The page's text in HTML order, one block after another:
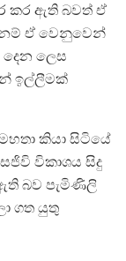
කර ඇති බවත් ඒ
ඒ වෙනුවෙන්
දෙන ලෙස
ඉල්ලීමක්
කියා සිටියේ
විකාශය සිදු
බව පැමිණිලි
ගත යුතු